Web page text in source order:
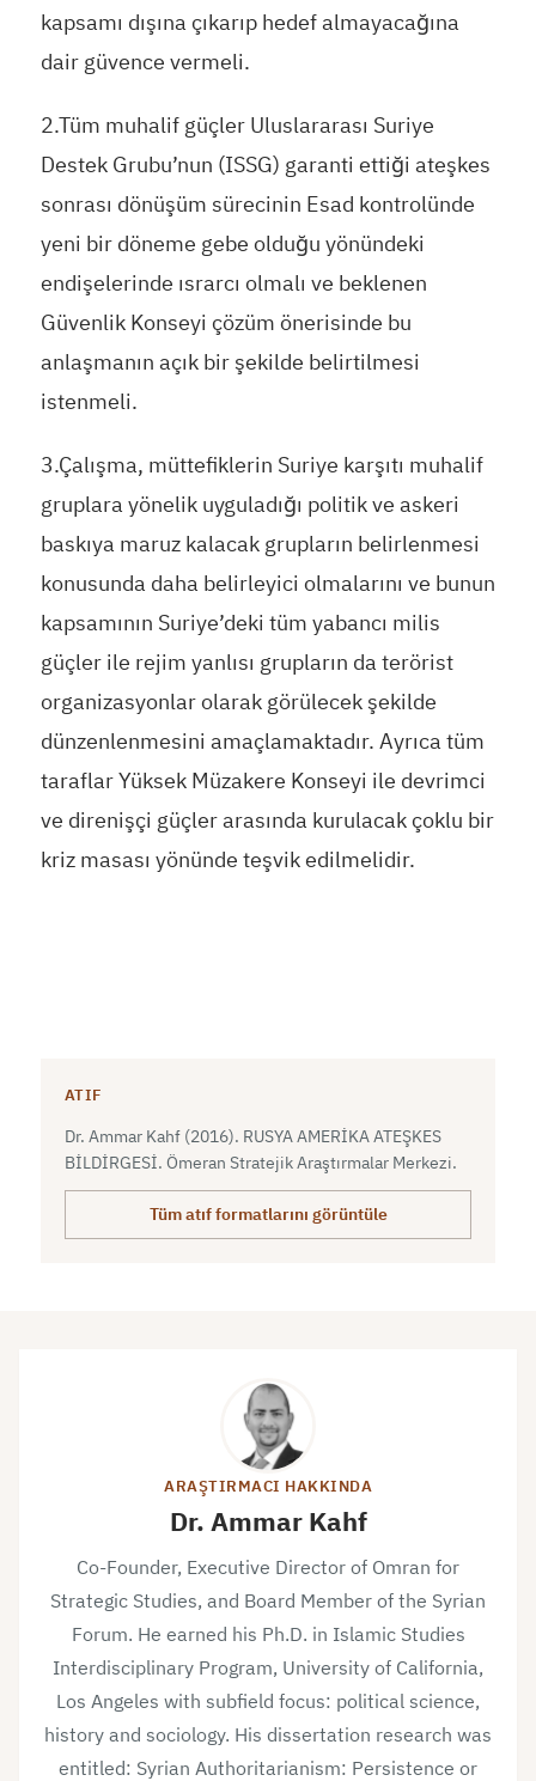
kapsamı dışına çıkarıp hedef almayacağına
dair güvence vermeli.
2.Tüm muhalif güçler Uluslararası Suriye
Destek Grubu’nun (ISSG) garanti ettiği ateşkes
sonrası dönüşüm sürecinin Esad kontrolünde
yeni bir döneme gebe olduğu yönündeki
endişelerinde ısrarcı olmalı ve beklenen
Güvenlik Konseyi çözüm önerisinde bu
anlaşmanın açık bir şekilde belirtilmesi
istenmeli.
3.Çalışma, müttefiklerin Suriye karşıtı muhalif
gruplara yönelik uyguladığı politik ve askeri
baskıya maruz kalacak grupların belirlenmesi
konusunda daha belirleyici olmalarını ve bunun
kapsamının Suriye’deki tüm yabancı milis
güçler ile rejim yanlısı grupların da terörist
organizasyonlar olarak görülecek şekilde
dünzenlenmesini amaçlamaktadır. Ayrıca tüm
taraflar Yüksek Müzakere Konseyi ile devrimci
ve direnişçi güçler arasında kurulacak çoklu bir
kriz masası yönünde teşvik edilmelidir.
ATIF
Dr. Ammar Kahf (2016). RUSYA AMERİKA ATEŞKES
BİLDİRGESİ. Ömeran Stratejik Araştırmalar Merkezi.
Tüm atıf formatlarını görüntüle
ARAŞTIRMACI HAKKINDA
Dr. Ammar Kahf
Co-Founder, Executive Director of Omran for
Strategic Studies, and Board Member of the Syrian
Forum. He earned his Ph.D. in Islamic Studies
Interdisciplinary Program, University of California,
Los Angeles with subfield focus: political science,
history and sociology. His dissertation research was
entitled: Syrian Authoritarianism: Persistence or